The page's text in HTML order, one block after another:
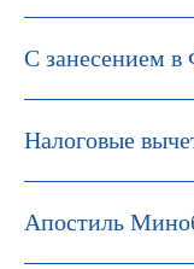
С занесением
Налоговые
Апостиль